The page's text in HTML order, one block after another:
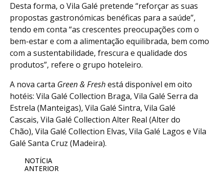
Desta forma, o Vila Galé pretende “reforçar as suas
propostas gastronómicas benéficas para a saúde”,
tendo em conta “as crescentes preocupações com o
bem-estar e com a alimentação equilibrada, bem como
com a sustentabilidade, frescura e qualidade dos
produtos”, refere o grupo hoteleiro.
A nova carta Green & Freshestá disponível em oito
hotéis: Vila Galé Collection Braga, Vila Galé Serra da
Estrela (Manteigas), Vila Galé Sintra, Vila Galé
Cascais, Vila Galé Collection Alter Real (Alter do
Chão), Vila Galé Collection Elvas, Vila Galé Lagos e Vila
Galé Santa Cruz (Madeira).
NOTÍCIA
ANTERIOR